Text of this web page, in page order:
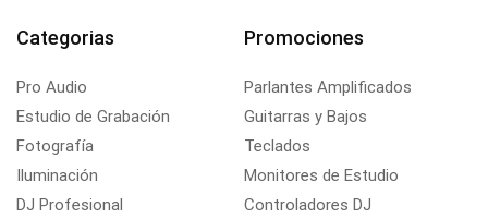
Categorias
Pro Audio
Estudio de Grabación
Fotografía
Iluminación
DJ Profesional
Promociones
Parlantes Amplificados
Guitarras y Bajos
Teclados
Monitores de Estudio
Controladores DJ